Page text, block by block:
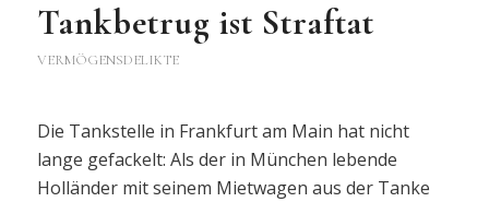
Tankbetrug ist Straftat
VERMÖGENSDELIKTE
Die Tankstelle in Frankfurt am Main hat nicht
lange gefackelt: Als der in München lebende
Holländer mit seinem Mietwagen aus der Tanke